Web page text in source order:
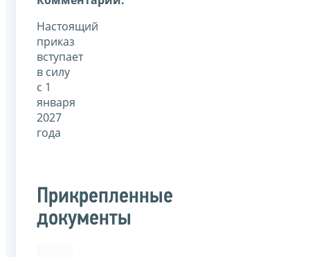
Настоящий
приказ
вступает
в силу
с 1
января
2027
года
Прикрепленные
документы